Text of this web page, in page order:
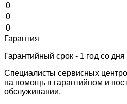
0
0
0
Гарантия
Гарантийный срок - 1 год со
Специалисты сервисных
на помощь в гарантийном и
обслуживании.